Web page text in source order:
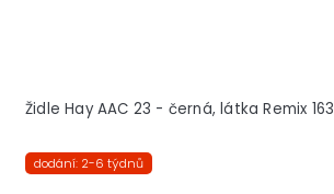
Židle Hay AAC 23 - černá, látka Remix 163
dodání: 2-6 týdnů